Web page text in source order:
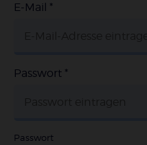
E-Mail *
Passwort *
Passwort